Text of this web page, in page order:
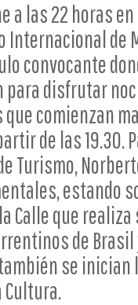
a las 22 horas
Internacional de
convocante
para disfrutar
comienzan
de las 19.30.
Turismo,
estando
Calle que
de
se inician
Cultura.